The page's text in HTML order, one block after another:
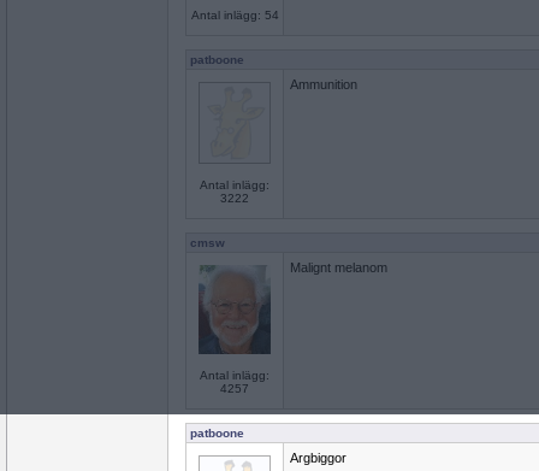
Antal inlägg: 54
patboone
Antal inlägg:
3222
Ammunition
cmsw
Antal inlägg:
4257
Malignt melanom
patboone
Argbiggor